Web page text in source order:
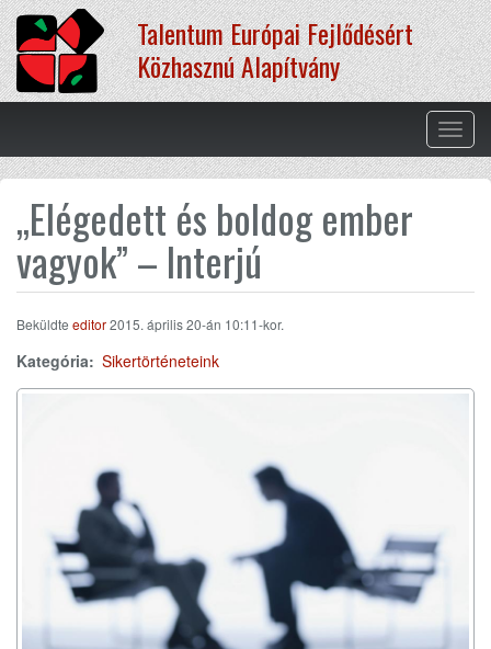
Ugrás
a
tartalomra
Talentum Európai Fejlődésért
Közhasznú Alapítvány
„Elégedett és boldog ember
vagyok” – Interjú
Beküldte editor2015. április 20-án 10:11-kor.
Kategória: Sikertörténeteink